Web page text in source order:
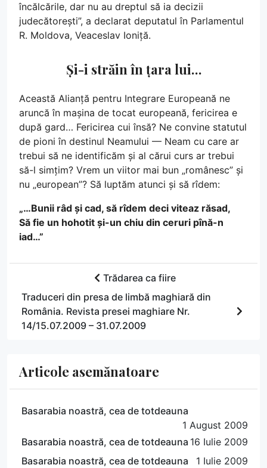
încălcările, dar nu au dreptul să ia decizii
judecătorești”, a declarat deputatul în Parlamentul
R. Moldova, Veaceslav Ioniță.
Și-i străin în țara lui…
Această Alianță pentru Integrare Europeană ne
aruncă în mașina de tocat europeană, fericirea e
după gard… Fericirea cui însă? Ne convine statutul
de pioni în destinul Neamului — Neam cu care ar
trebui să ne identificăm și al cărui curs ar trebui
să-l simțim? Vrem un viitor mai bun „românesc” și
nu „european”? Să luptăm atunci și să rîdem:
„…Bunii râd și cad, să rîdem deci viteaz răsad,
Să fie un hohotit și-un chiu din ceruri pînă-n
iad…”
Trădarea ca fiire
Traduceri din presa de limbă maghiară din
România. Revista presei maghiare Nr.
14/15.07.2009 – 31.07.2009
Articole asemănatoare
Basarabia noastră, cea de totdeauna
1 August 2009
Basarabia noastră, cea de totdeauna 16 Iulie 2009
Basarabia noastră, cea de totdeauna
1 Iulie 2009